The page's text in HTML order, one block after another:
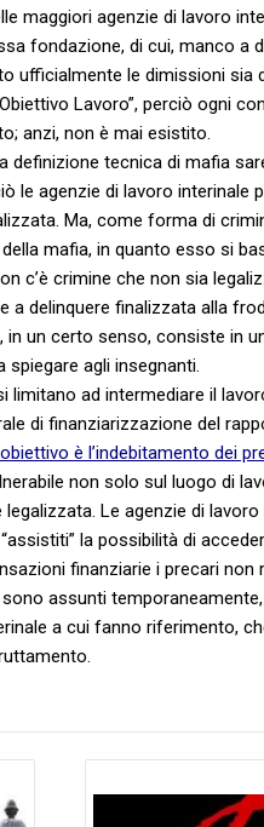
maggiori agenzie di lavoro
fondazione, di cui, manco a
ufficialmente le dimissioni sia
Lavoro”, perciò ogni
anzi, non è mai esistito.
definizione tecnica di mafia
le agenzie di lavoro interinale
Ma, come forma di
mafia, in quanto esso si
c’è crimine che non sia
a delinquere finalizzata alla
un certo senso, consiste in
spiegare agli insegnanti.
limitano ad intermediare il
di finanziarizzazione del
è l’indebitamento dei
non solo sul luogo di
Le agenzie di
la possibilità di
finanziarie i precari non
assunti
a cui fanno riferimento,